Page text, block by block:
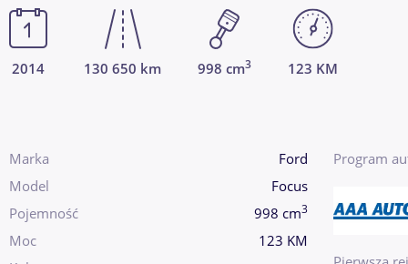
2014 130 650 km 998 cm3 123 KM
Marka
Ford
Model
Focus
Pojemność
998 cm3
Moc
123 KM
Program